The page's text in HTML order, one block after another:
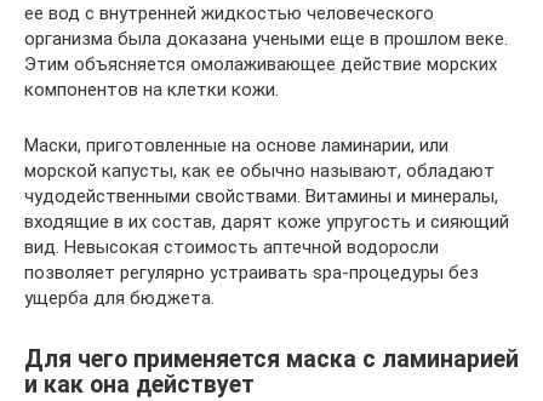
ее вод с внутренней жидкостью человеческого
организма была доказана учеными еще в прошлом веке.
Этим объясняется омолаживающее действие морских
компонентов на клетки кожи.
Маски, приготовленные на основе ламинарии, или
морской капусты, как ее обычно называют, обладают
чудодейственными свойствами. Витамины и минералы,
входящие в их состав, дарят коже упругость и сияющий
вид. Невысокая стоимость аптечной водоросли
позволяет регулярно устраивать spa-процедуры без
ущерба для бюджета.
Для чего применяется маска с ламинарией
и как она действует